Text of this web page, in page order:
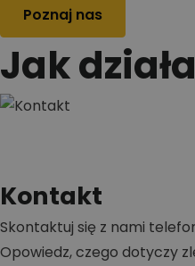
Poznaj nas
Jak
Kontakt
Skontaktuj się z nami
Opowiedz, czego dotyczy